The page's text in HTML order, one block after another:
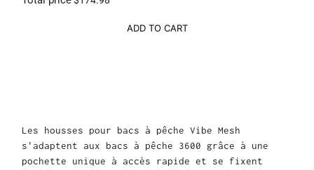
ADD TO CART
Les housses pour bacs à pêche Vibe Mesh
s'adaptent aux bacs à pêche 3600 grâce à une
pochette unique à accès rapide et se fixent